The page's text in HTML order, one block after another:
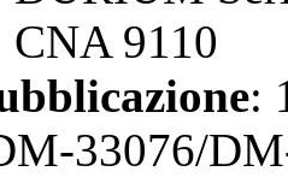
CNA 9110
:
33076/